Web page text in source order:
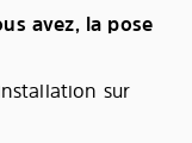
avez, la pose
sur